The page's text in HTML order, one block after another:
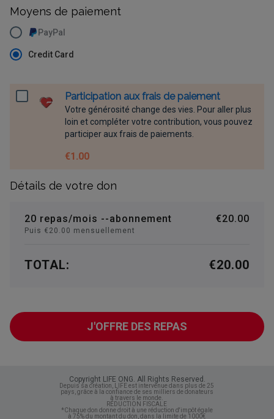
Moyens de paiement
PayPal
Credit Card
Participation aux frais de paiement
Votre générosité change des vies. Pour aller plus
loin et compléter votre contribution, vous pouvez
participer aux frais de paiements.
€1.00
Détails de votre don
20 repas/mois --abonnement
Puis €20.00 mensuellement
€20.00
TOTAL: €20.00
J'OFFRE DES REPAS
Copyright LIFE ONG. All Rights Reserved.
Depuis sa création, LIFE est intervenue dans plus de 25
pays, grâce à la confiance de ses milliers de donateurs
à travers le monde.
RÉDUCTION FISCALE
*Chaque don donne droit à une réduction d'impôt égale
à 75% du montant du don, dans la limite de 1000€